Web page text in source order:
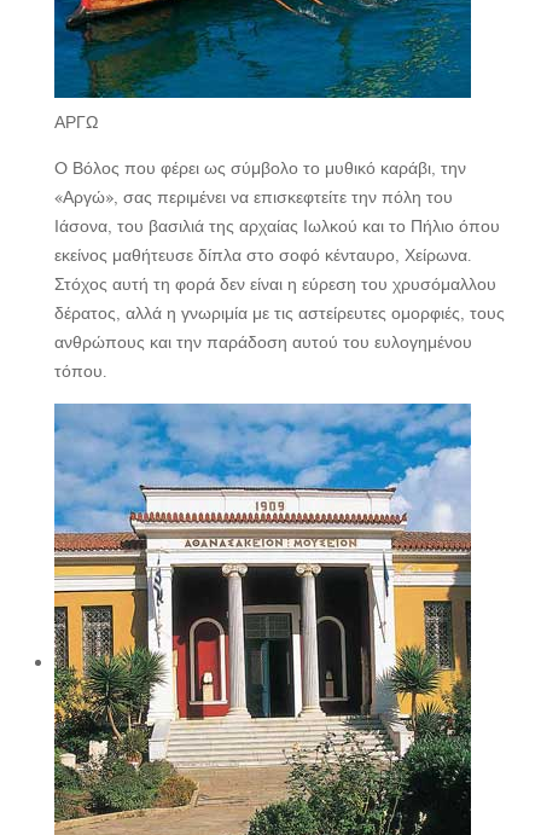
ΑΡΓΩ
O Βόλος που φέρει ως σύμβολο το μυθικό καράβι, την
«Αργώ», σας περιμένει να επισκεφτείτε την πόλη του
Ιάσονα, του βασιλιά της αρχαίας Ιωλκού και το Πήλιο όπου
εκείνος μαθήτευσε δίπλα στο σοφό κένταυρο, Χείρωνα.
Στόχος αυτή τη φορά δεν είναι η εύρεση του χρυσόμαλλου
δέρατος, αλλά η γνωριμία με τις αστείρευτες ομορφιές, τους
ανθρώπους και την παράδοση αυτού του ευλογημένου
τόπου.